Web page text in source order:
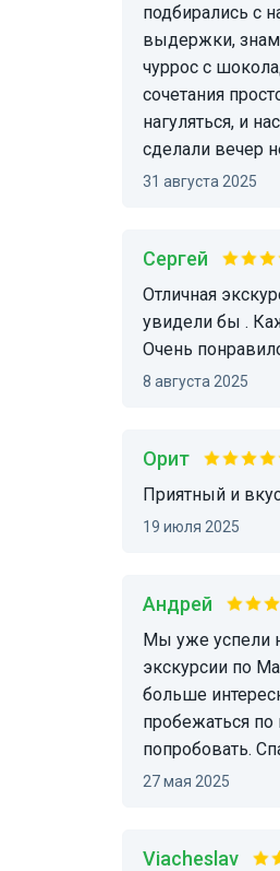
подбирались с
выдержки,
чуррос с
сочетания
нагуляться, и
сделали вечер
31 августа 2025
Сергей
Отличная экскурсия . Заходили в самые интересные места, мы бы сами их не нашли и не
увидели бы .
Очень
8 августа 2025
Орит
Приятный и
19 июля 2025
Андрей
Мы уже успели немного познакомиться с Мадридом до нашей гастрономической
экскурсии по
больше
пробежаться
попробовать.
27 мая 2025
Viacheslav